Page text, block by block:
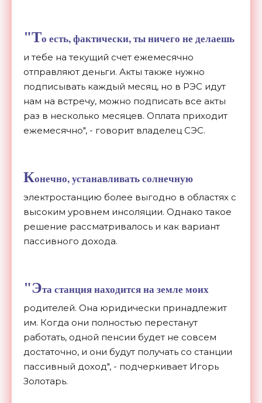
"То есть, фактически, ты ничего не делаешь
и тебе на текущий счет ежемесячно
отправляют деньги. Акты также нужно
подписывать каждый месяц, но в РЭС идут
нам на встречу, можно подписать все акты
раз в несколько месяцев. Оплата приходит
ежемесячно", - говорит владелец СЭС.
Конечно, устанавливать солнечную
электростанцию ​​более выгодно в областях с
высоким уровнем инсоляции. Однако такое
решение рассматривалось и как вариант
пассивного дохода.
"Эта станция находится на земле моих
родителей. Она юридически принадлежит
им. Когда они полностью перестанут
работать, одной пенсии будет не совсем
достаточно, и они будут получать со станции
пассивный доход", - подчеркивает Игорь
Золотарь.